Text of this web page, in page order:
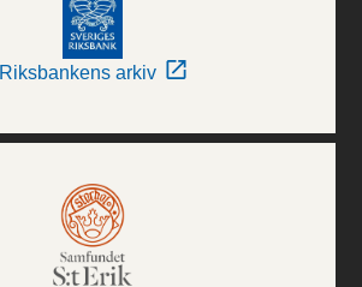
Riksbankens arkiv